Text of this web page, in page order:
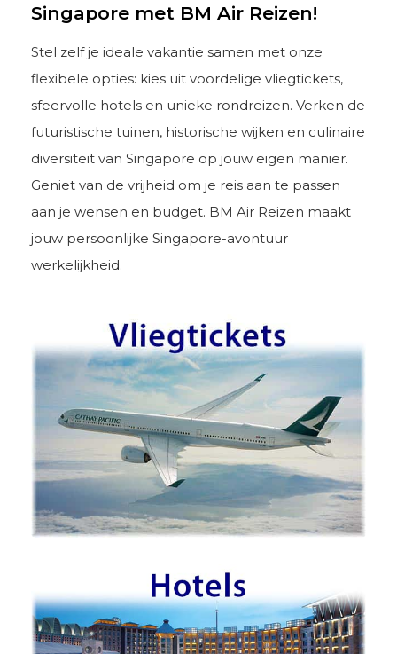
Singapore met BM Air Reizen!
Stel zelf je ideale vakantie samen met onze
flexibele opties: kies uit voordelige vliegtickets,
sfeervolle hotels en unieke rondreizen. Verken de
futuristische tuinen, historische wijken en culinaire
diversiteit van Singapore op jouw eigen manier.
Geniet van de vrijheid om je reis aan te passen
aan je wensen en budget. BM Air Reizen maakt
jouw persoonlijke Singapore-avontuur
werkelijkheid.